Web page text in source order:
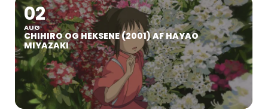
02
AUG
CHIHIRO OG HEKSENE (2001) AF HAYAO
MIYAZAKI